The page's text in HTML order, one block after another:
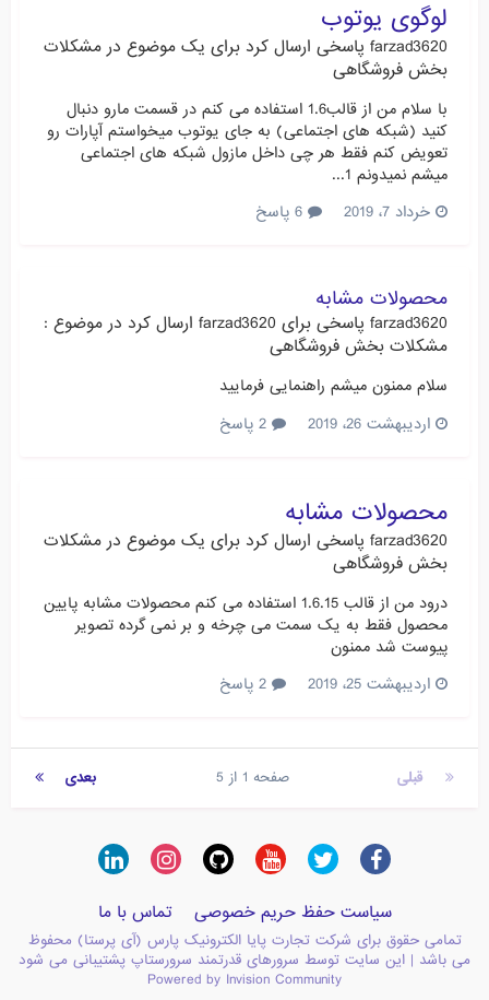
لوگوی یوتوب
farzad3620 پاسخی ارسال کرد برای یک موضوع در مشکلات
بخش فروشگاهی
با سلام من از قالب1.6 استفاده می کنم در قسمت مارو دنبال
کنید (شبکه های اجتماعی) به جای یوتوب میخواستم آپارات رو
تعویض کنم فقط هر چی داخل مازول شبکه های اجتماعی
میشم نمیدونم 1...
خرداد 7، 2019
محصولات مشابه
farzad3620 پاسخی برای farzad3620 ارسال کرد در موضوع :
مشکلات بخش فروشگاهی
سلام ممنون میشم راهنمایی فرمایید
اردیبهشت 26، 2019
محصولات مشابه
farzad3620 پاسخی ارسال کرد برای یک موضوع در مشکلات
بخش فروشگاهی
درود من از قالب 1.6.15 استفاده می کنم محصولات مشابه پایین
محصول فقط به یک سمت می چرخه و بر نمی گرده تصویر
پیوست شد ممنون
اردیبهشت 25، 2019
قبلی بعدی صفحه 1 از 5
سیاست حفظ حریم خصوصی تماس با ما
تمامی حقوق برای شرکت تجارت پایا الکترونیک پارس (آی پرستا) محفوظ
می باشد | این سایت توسط سرورهای قدرتمند سرورستاپ پشتیبانی می شود
Powered by Invision Community